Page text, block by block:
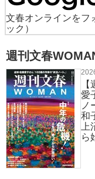
文春オンラインをフ
ック）
週刊文春
愛
ノ
和
ら